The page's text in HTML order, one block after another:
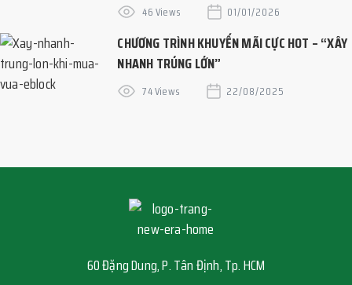
46 Views 01/01/2026
CHƯƠNG TRÌNH KHUYẾN MÃI CỰC HOT – “XÂY
NHANH TRÚNG LỚN”
74 Views 22/08/2025
60 Đặng Dung, P. Tân Định, Tp. HCM